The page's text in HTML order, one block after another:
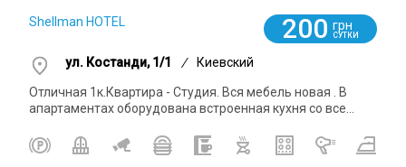
Shellman HOTEL 200 грн
СУТКИ
ул. Костанди, 1/1 / Киевский
Отличная 1к.Квартира - Студия. Вся мебель новая . В
апартаментах оборудована встроенная кухня со все...